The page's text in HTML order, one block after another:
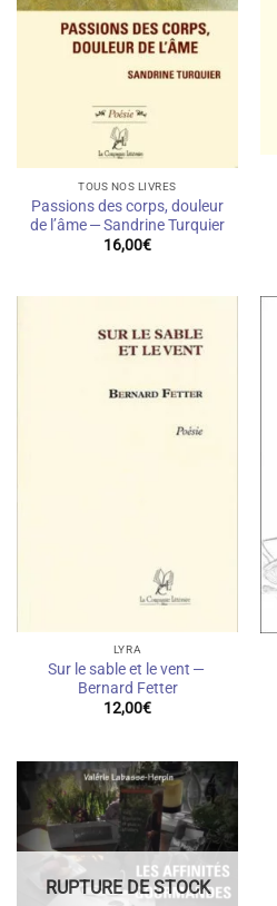
TOUS NOS LIVRES
Passions des corps, douleur
de l’âme — Sandrine Turquier
16,00€
LYRA
Sur le sable et le vent —
Bernard Fetter
12,00€
RUPTURE DE STOCK